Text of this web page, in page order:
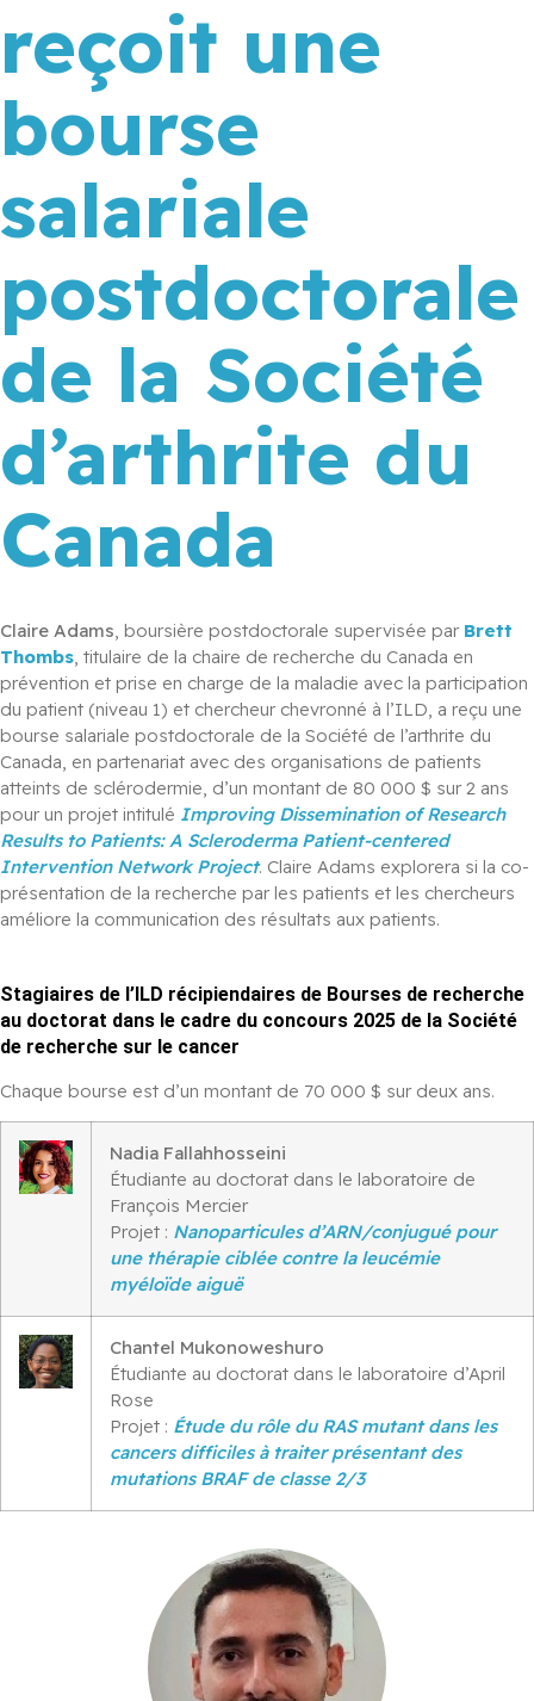
reçoit une
bourse
salariale
postdoctorale
de la Société
d’arthrite du
Canada
Claire Adams , boursière postdoctorale supervisée par Brett
Thombs , titulaire de la chaire de recherche du Canada en
prévention et prise en charge de la maladie avec la participation
du patient (niveau 1) et chercheur chevronné à l’ILD, a reçu une
bourse salariale postdoctorale de la Société de l’arthrite du
Canada, en partenariat avec des organisations de patients
atteints de sclérodermie, d’un montant de 80 000 $ sur 2 ans
pour un projet intitulé Improving Dissemination of Research
Results to Patients: A Scleroderma Patient-centered
Intervention Network Project. Claire Adams explorera si la co-
présentation de la recherche par les patients et les chercheurs
améliore la communication des résultats aux patients.
Stagiaires de l’ILD récipiendaires de Bourses de recherche
au doctorat dans le cadre du concours 2025 de la Société
de recherche sur le cancer
Chaque bourse est d’un montant de 70 000 $ sur deux ans.
Nadia Fallahhosseini
Étudiante au doctorat dans le laboratoire de
François Mercier
Projet : Nanoparticules d’ARN/conjugué pour
une thérapie ciblée contre la leucémie
myéloïde aiguë
Chantel Mukonoweshuro
Étudiante au doctorat dans le laboratoire d’April
Rose
Projet : Étude du rôle du RAS mutant dans les
cancers difficiles à traiter présentant des
mutations BRAF de classe 2/3